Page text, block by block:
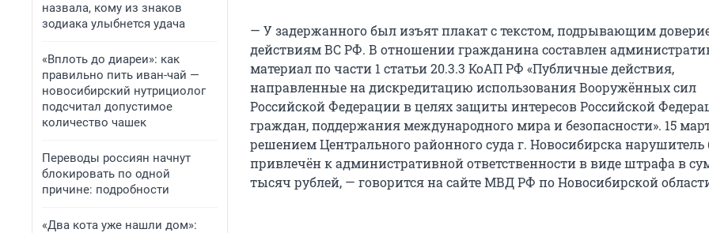
назвала, кому из знаков
зодиака улыбнется удача
«Вплоть до диареи»: как
правильно пить иван-чай —
новосибирский нутрициолог
подсчитал допустимое
количество чашек
Переводы россиян начнут
блокировать по одной
причине: подробности
«Два кота уже нашли дом»:
— У задержанного был изъят плакат с текстом, подрывающим
действиям ВС РФ. В отношении гражданина составлен
материал по части 1 статьи 20.3.3 КоАП РФ «Публичные действия,
направленные на дискредитацию использования Вооружённых сил
Российской Федерации в целях защиты интересов Российской
граждан, поддержания международного мира и безопасности». 15
решением Центрального районного суда г. Новосибирска
привлечён к административной ответственности в виде штрафа в
тысяч рублей, — говорится на сайте МВД РФ по Новосибирской